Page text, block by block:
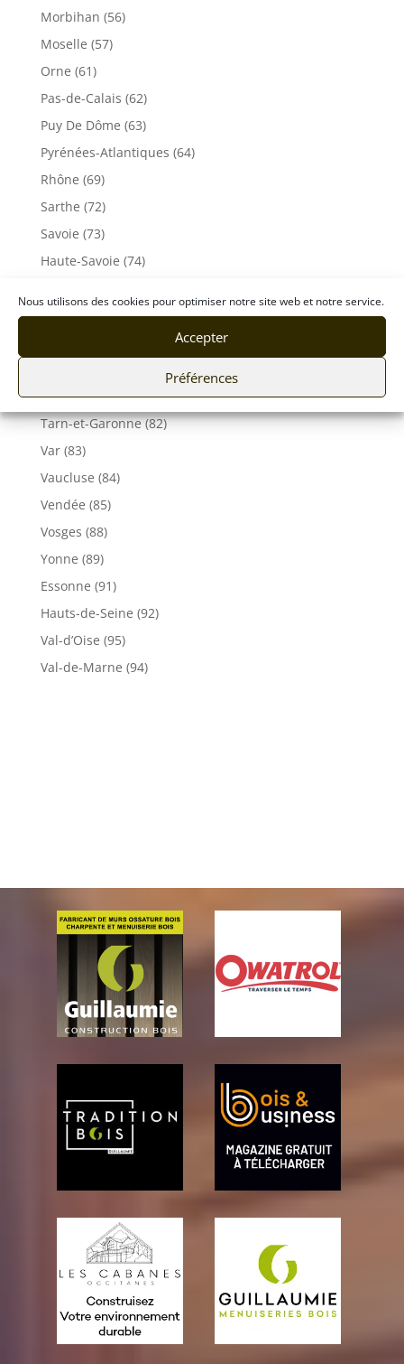
Nous utilisons des cookies pour optimiser notre site web et notre service.
Accepter
Préférences
Morbihan (56)
Moselle (57)
Orne (61)
Pas-de-Calais (62)
Puy De Dôme (63)
Pyrénées-Atlantiques (64)
Rhône (69)
Sarthe (72)
Savoie (73)
Haute-Savoie (74)
Seine-Maritime (76)
Tarn (81)
Tarn-et-Garonne (82)
Var (83)
Vaucluse (84)
Vendée (85)
Vosges (88)
Yonne (89)
Essonne (91)
Hauts-de-Seine (92)
Val-d’Oise (95)
Val-de-Marne (94)